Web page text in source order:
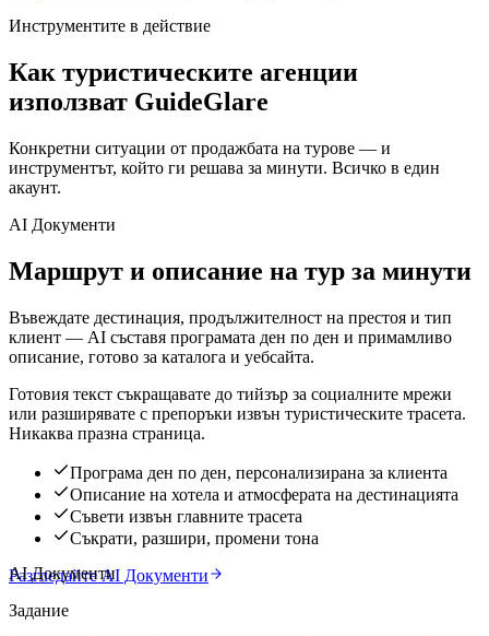
Инструментите в действие
Как туристическите агенции
използват GuideGlare
Конкретни ситуации от продажбата на турове — и
инструментът, който ги решава за минути. Всичко в един
акаунт.
AI Документи
Маршрут и описание на тур за минути
Въвеждате дестинация, продължителност на престоя и тип
клиент — AI съставя програмата ден по ден и примамливо
описание, готово за каталога и уебсайта.
Готовия текст съкращавате до тийзър за социалните мрежи
или разширявате с препоръки извън туристическите трасета.
Никаква празна страница.
Програма ден по ден, персонализирана за клиента
Описание на хотела и атмосферата на дестинацията
Съвети извън главните трасета
Съкрати, разшири, промени тона
Разгледайте AI Документи
AI Документи
Задание